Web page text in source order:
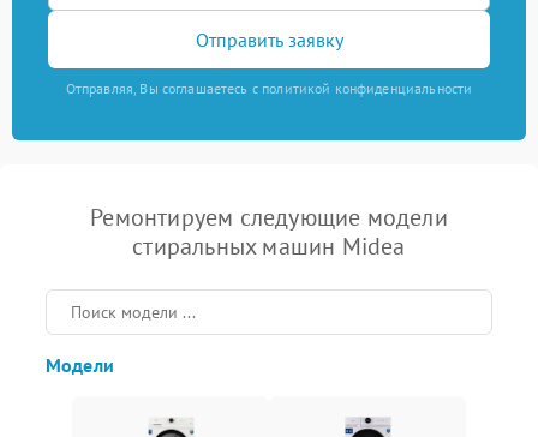
Отправить заявку
Отправляя, Вы соглашаетесь с политикой конфиденциальности
Ремонтируем следующие модели
стиральных машин Midea
Модели